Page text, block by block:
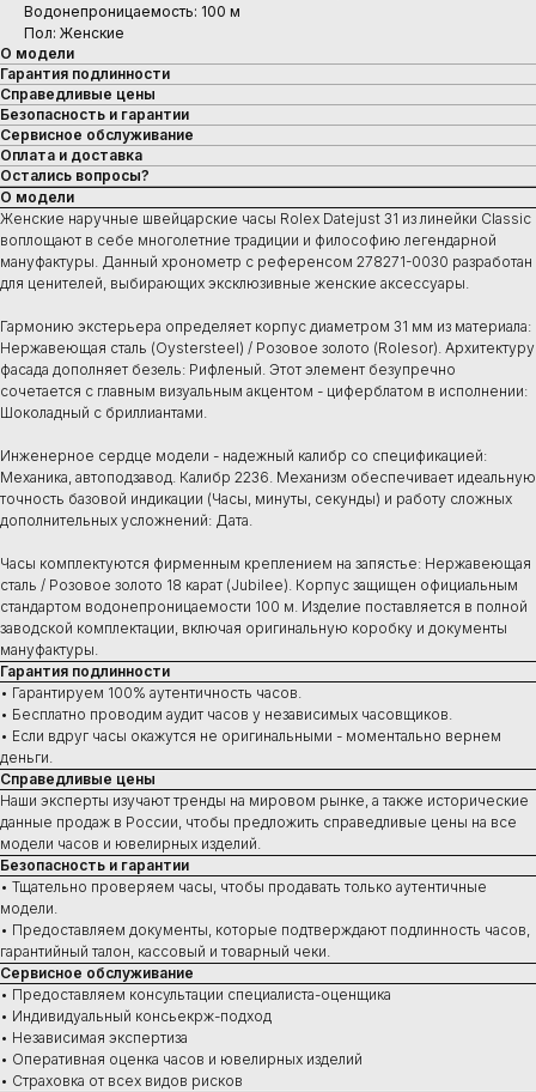
Водонепроницаемость: 100 м
Пол: Женские
О модели
Гарантия подлинности
Справедливые цены
Безопасность и гарантии
Сервисное обслуживание
Оплата и доставка
Остались вопросы?
О модели
Женские наручные швейцарские часы Rolex Datejust 31 из линейки Classic
воплощают в себе многолетние традиции и философию легендарной
мануфактуры. Данный хронометр с референсом 278271-0030 разработан
для ценителей, выбирающих эксклюзивные женские аксессуары.
Гармонию экстерьера определяет корпус диаметром 31 мм из материала:
Нержавеющая сталь (Oystersteel) / Розовое золото (Rolesor). Архитектуру
фасада дополняет безель: Рифленый. Этот элемент безупречно
сочетается с главным визуальным акцентом - циферблатом в исполнении:
Шоколадный с бриллиантами.
Инженерное сердце модели - надежный калибр со спецификацией:
Механика, автоподзавод. Калибр 2236. Механизм обеспечивает идеальную
точность базовой индикации (Часы, минуты, секунды) и работу сложных
дополнительных усложнений: Дата.
Часы комплектуются фирменным креплением на запястье: Нержавеющая
сталь / Розовое золото 18 карат (Jubilee). Корпус защищен официальным
стандартом водонепроницаемости 100 м. Изделие поставляется в полной
заводской комплектации, включая оригинальную коробку и документы
мануфактуры.
Гарантия подлинности
• Гарантируем 100% аутентичность часов.
• Бесплатно проводим аудит часов у независимых часовщиков.
• Если вдруг часы окажутся не оригинальными - моментально вернем
деньги.
Справедливые цены
Наши эксперты изучают тренды на мировом рынке, а также исторические
данные продаж в России, чтобы предложить справедливые цены на все
модели часов и ювелирных изделий.
Безопасность и гарантии
• Тщательно проверяем часы, чтобы продавать только аутентичные
модели.
• Предоставляем документы, которые подтверждают подлинность часов,
гарантийный талон, кассовый и товарный чеки.
Сервисное обслуживание
• Предоставляем консультации специалиста-оценщика
• Индивидуальный консьекрж-подход
• Независимая экспертиза
• Оперативная оценка часов и ювелирных изделий
• Страховка от всех видов рисков
Купить
Швейцарские часы
В наличии в Москве
Часы под заказ
Новинки
Ювелирные изделия